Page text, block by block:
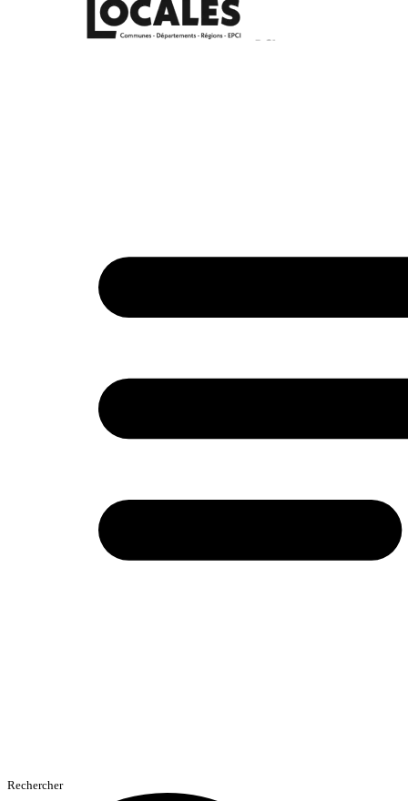
Rechercher